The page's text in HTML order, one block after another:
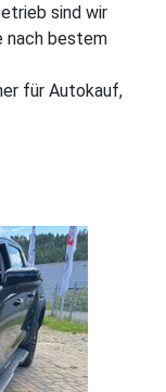
sind wir
nach bestem
für Autokauf,